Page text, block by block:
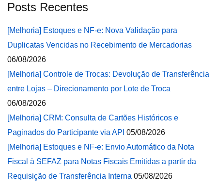
Posts Recentes
[Melhoria] Estoques e NF-e: Nova Validação para
Duplicatas Vencidas no Recebimento de Mercadorias
06/08/2026
[Melhoria] Controle de Trocas: Devolução de Transferência
entre Lojas – Direcionamento por Lote de Troca
06/08/2026
[Melhoria] CRM: Consulta de Cartões Históricos e
Paginados do Participante via API 05/08/2026
[Melhoria] Estoques e NF-e: Envio Automático da Nota
Fiscal à SEFAZ para Notas Fiscais Emitidas a partir da
Requisição de Transferência Interna 05/08/2026